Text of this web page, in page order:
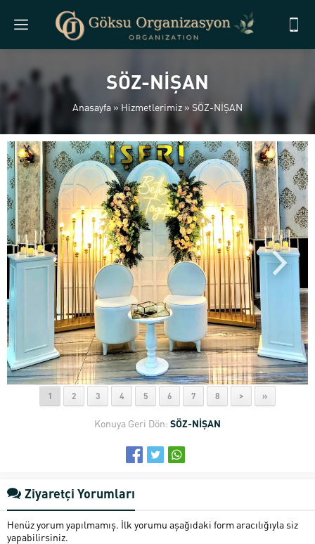
SÖZ-NİŞAN
Anasayfa »Hizmetlerimiz » SÖZ-NİŞAN
1 2 3 4 5 6 7 8 > »
Konuya Geri Dön: SÖZ-NİŞAN
Ziyaretçi Yorumları
Henüz yorum yapılmamış. İlk yorumu aşağıdaki form aracılığıyla siz
yapabilirsiniz.